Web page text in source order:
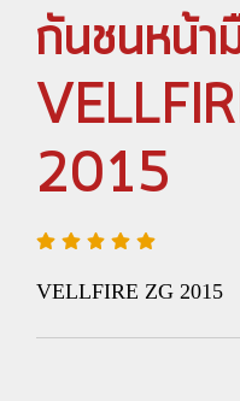
กันชนหน้า
2015
VELLFIRE ZG 2015